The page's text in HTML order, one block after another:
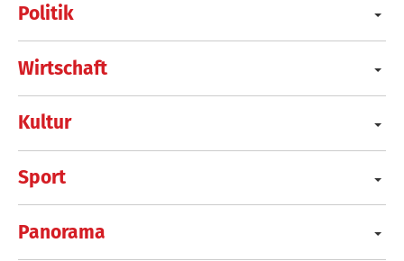
Politik
Wirtschaft
Kultur
Sport
Panorama